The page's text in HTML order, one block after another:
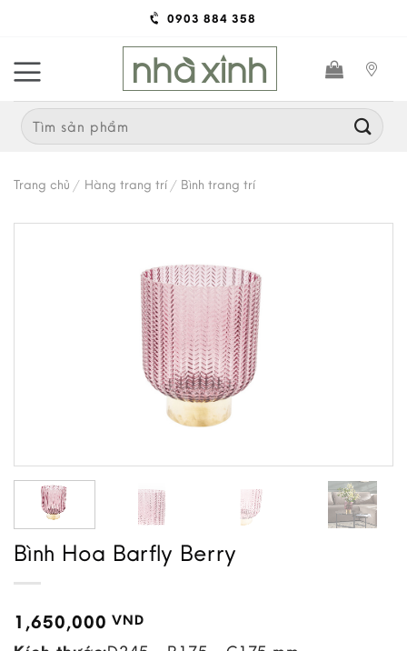
content
0903 884 358
Search
for:
Trang chủ / Hàng trang trí / Bình trang trí
Bình Hoa Barfly Berry
1,650,000VND